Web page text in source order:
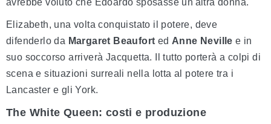
avrebbe voluto che Edoardo sposasse un'altra donna.
Elizabeth, una volta conquistato il potere, deve
difenderlo da Margaret Beaufort ed Anne Neville e in
suo soccorso arriverà Jacquetta. Il tutto porterà a colpi di
scena e situazioni surreali nella lotta al potere tra i
Lancaster e gli York.
The White Queen: costi e produzione